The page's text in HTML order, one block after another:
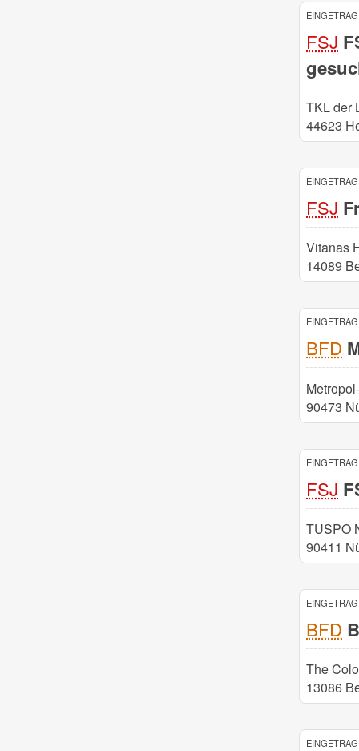
FSJ
TKL der
44623
FSJ
Vitanas
14089
BFD
90473
FSJ
TUSPO
90411
BFD
The
13086